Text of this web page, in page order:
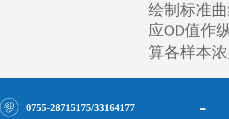
绘制标准
应OD值作
算各样本
0755-28715175/33164177 -